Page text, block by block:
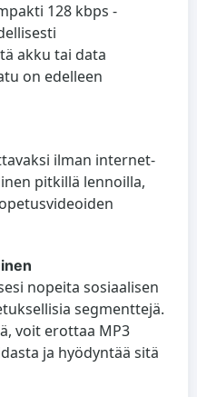
128 kbps -
akku tai data
on edelleen
ilman internet-
pitkillä lennoilla,
nopeita sosiaalisen
segmenttejä.
voit erottaa MP3
ja hyödyntää sitä